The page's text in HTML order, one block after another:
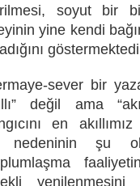
soyut bir
yine kendi
sever bir
değil ama
en
nedeninin şu
yenilenmesini